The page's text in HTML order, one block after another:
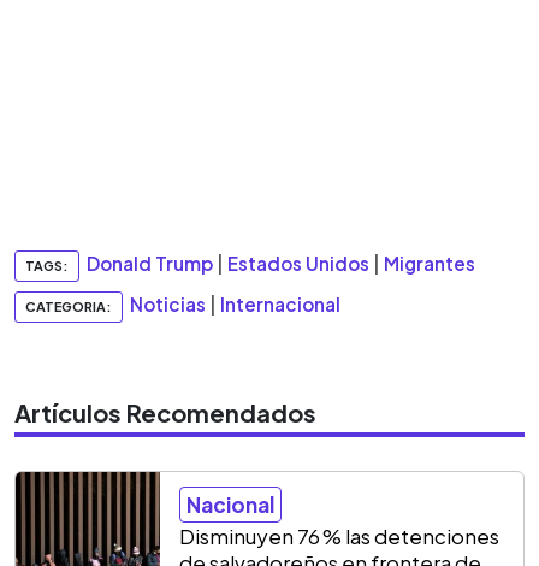
TAGS: Donald Trump Estados Unidos Migrantes
CATEGORIA: Noticias Internacional
Artículos Recomendados
Nacional
Disminuyen 76 % las detenciones